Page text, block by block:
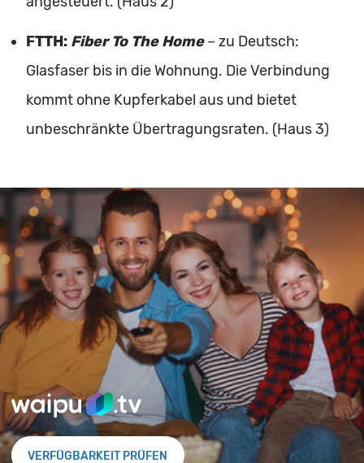
FTTH: Fiber To The Home– zu Deutsch:
Glasfaser bis in die Wohnung. Die Verbindung
kommt ohne Kupferkabel aus und bietet
unbeschränkte Übertragungsraten. (Haus 3)
VERFÜGBARKEIT PRÜFEN